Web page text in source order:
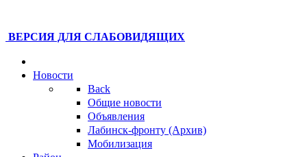
ВЕРСИЯ ДЛЯ СЛАБОВИДЯЩИХ
Новости
Back
Общие новости
Объявления
Лабинск-фронту (Архив)
Мобилизация